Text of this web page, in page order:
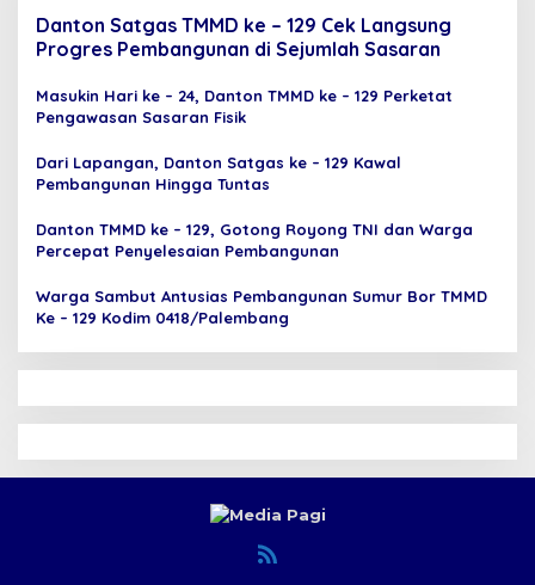
Danton Satgas TMMD ke – 129 Cek Langsung
Progres Pembangunan di Sejumlah Sasaran
Masukin Hari ke – 24, Danton TMMD ke – 129 Perketat
Pengawasan Sasaran Fisik
Dari Lapangan, Danton Satgas ke – 129 Kawal
Pembangunan Hingga Tuntas
Danton TMMD ke – 129, Gotong Royong TNI dan Warga
Percepat Penyelesaian Pembangunan
Warga Sambut Antusias Pembangunan Sumur Bor TMMD
Ke – 129 Kodim 0418/Palembang